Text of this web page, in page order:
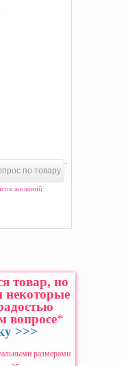
по товару
желаний
товар, но
некоторые
вопросе*
>>>
размерами